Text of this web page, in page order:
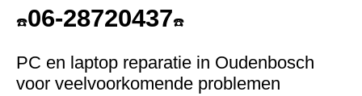
☎️06-28720437☎️
PC en laptop reparatie in Oudenbosch
voor veelvoorkomende problemen